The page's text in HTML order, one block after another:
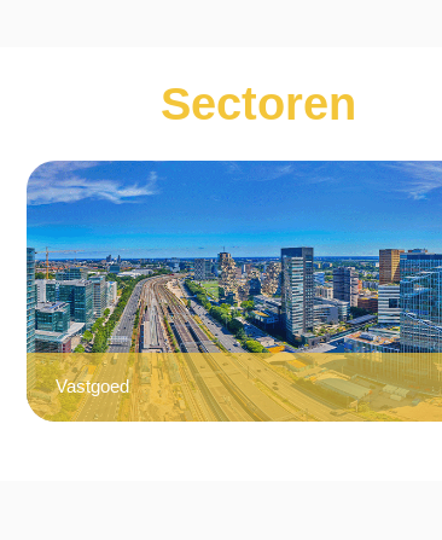
Sectoren
Vastgoed